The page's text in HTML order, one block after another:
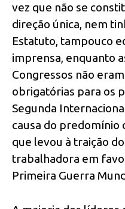
vez que não se
direção única, nem
Estatuto, tampouco
imprensa, enquanto
Congressos não
obrigatórias para os
Segunda
causa do predomínio
que levou à traição
trabalhadora em
Primeira Guerra